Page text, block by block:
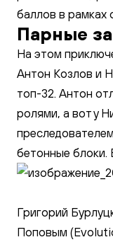
баллов в рамках
Парные
На этом
Антон Козлов и
топ-32. Антон
ролями, а вот у
бетонные блоки.
Григорий
Поповым